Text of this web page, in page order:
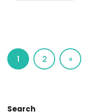
1 2 »
Search